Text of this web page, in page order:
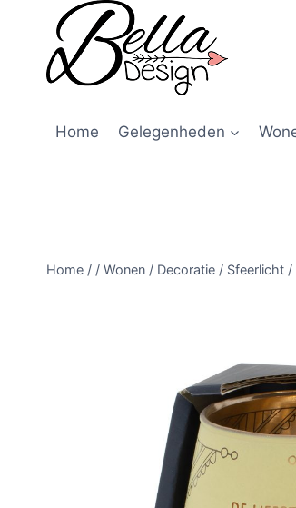
Home Gelegenheden
Home / / Wonen / Decoratie / Sfeerlicht /